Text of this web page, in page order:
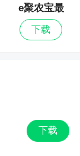
e聚农宝最
新版
下载
下载